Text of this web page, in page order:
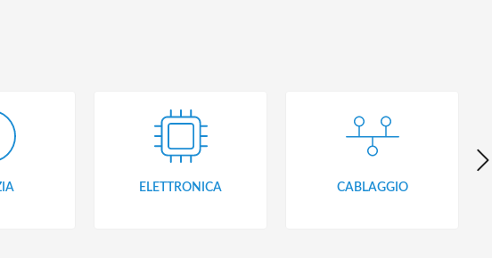
ELETTRONICA CABLAGGIO